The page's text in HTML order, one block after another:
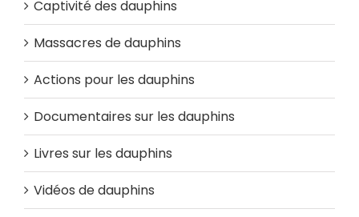
Captivité des dauphins
Massacres de dauphins
Actions pour les dauphins
Documentaires sur les dauphins
Livres sur les dauphins
Vidéos de dauphins